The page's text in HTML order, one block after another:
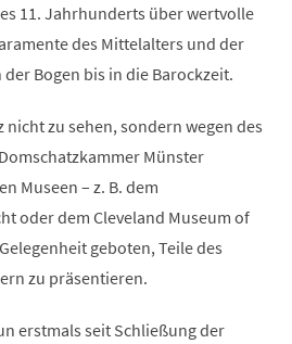
11. Jahrhunderts über wertvolle
des Mittelalters und der
Bogen bis in die Barockzeit.
nicht zu sehen, sondern wegen des
Münster
Museen – z. B. dem
oder dem Cleveland Museum of
geboten, Teile des
zu präsentieren.
erstmals seit Schließung der